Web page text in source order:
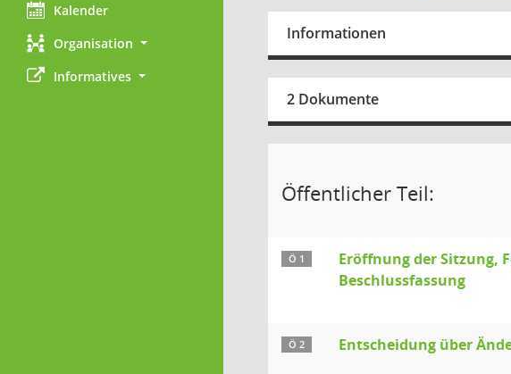
Kalender
Organisation
Informatives
Informationen
2 Dokumente
Öffentlicher Teil:
Ö 1
Eröffnung der Sitzung,
Beschlussfassung
Ö 2 Entscheidung über